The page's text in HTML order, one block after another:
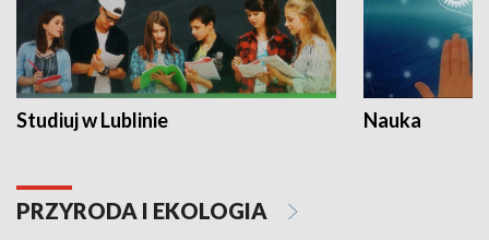
Studiuj w Lublinie Nauka
PRZYRODA I EKOLOGIA